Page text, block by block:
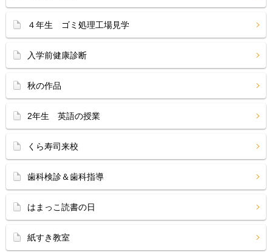
４年生 ゴミ処理工場見学
入学前健康診断
秋の作品
2年生 英語の授業
くら寿司来校
歯科検診＆歯科指導
はまっこ読書の日
紙すき教室